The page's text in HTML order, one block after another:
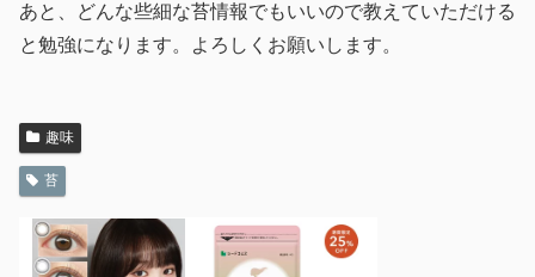
あと、どんな些細な苔情報でもいいので教えていただける
と勉強になります。よろしくお願いします。
趣味
苔